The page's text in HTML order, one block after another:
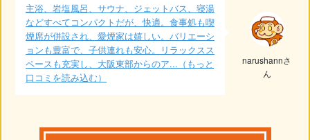
主浴、岩塩風呂、サウナ、ジェットバス、寝湯
などすべてコンパクトだが、快適。食事処も喫
煙席が併設され、愛煙家は嬉しい。バリエーシ
ョンも豊富で、子供連れも安心。リラックスス
ペースも充実し、大阪東部からのア...（もっと
口コミを読み込む）
narushannさ
ん